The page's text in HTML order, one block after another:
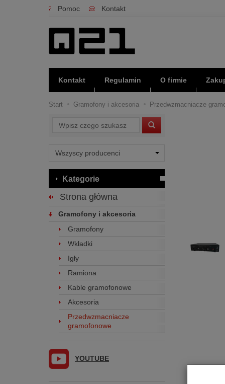
Pomoc Kontakt
Kontakt Regulamin O firmie
Start Gramofony i akcesoria Przedwzmacniacze
Wyszukaj
Kategorie
Strona główna
Gramofony i akcesoria
Gramofony
Wkładki
Igły
Ramiona
Kable gramofonowe
Akcesoria
Przedwzmacniacze
gramofonowe
YOUTUBE